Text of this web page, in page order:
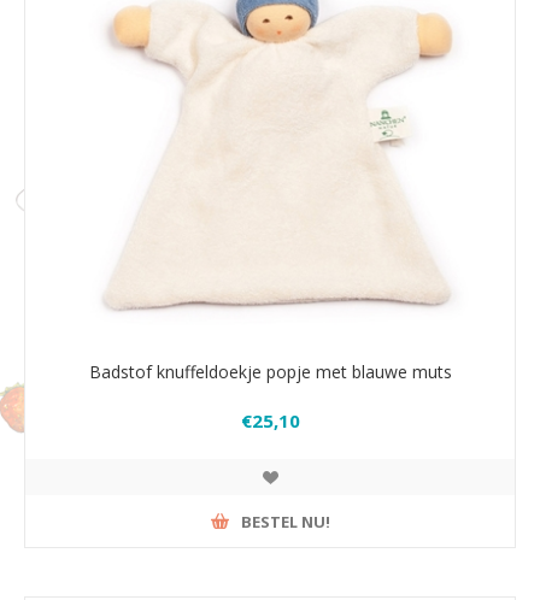
Badstof knuffeldoekje popje met blauwe muts
€25,10
BESTEL NU!